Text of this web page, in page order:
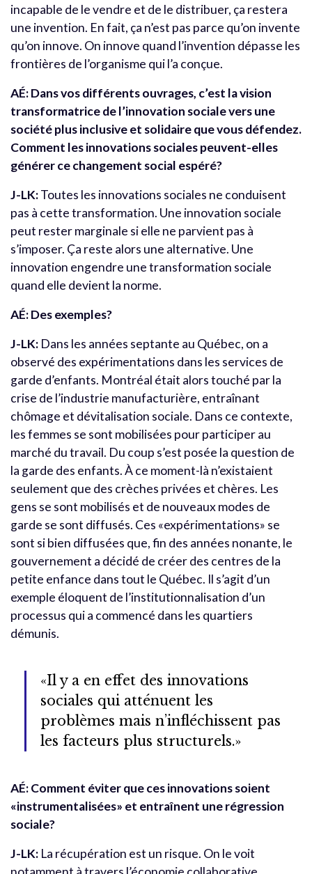
incapable de le vendre et de le distribuer, ça restera
une invention. En fait, ça n’est pas parce qu’on invente
qu’on innove. On innove quand l’invention dépasse les
frontières de l’organisme qui l’a conçue.
AÉ: Dans vos différents ouvrages, c’est la vision
transformatrice de l’innovation sociale vers une
société plus inclusive et solidaire que vous défendez.
Comment les innovations sociales peuvent-elles
générer ce changement social espéré?
J-LK:Toutes les innovations sociales ne conduisent
pas à cette transformation. Une innovation sociale
peut rester marginale si elle ne parvient pas à
s’imposer. Ça reste alors une alternative. Une
innovation engendre une transformation sociale
quand elle devient la norme.
AÉ: Des exemples?
J-LK: Dans les années septante au Québec, on a
observé des expérimentations dans les services de
garde d’enfants. Montréal était alors touché par la
crise de l’industrie manufacturière, entraînant
chômage et dévitalisation sociale. Dans ce contexte,
les femmes se sont mobilisées pour participer au
marché du travail. Du coup s’est posée la question de
la garde des enfants. À ce moment-là n’existaient
seulement que des crèches privées et chères. Les
gens se sont mobilisés et de nouveaux modes de
garde se sont diffusés. Ces «expérimentations» se
sont si bien diffusées que, fin des années nonante, le
gouvernement a décidé de créer des centres de la
petite enfance dans tout le Québec. Il s’agit d’un
exemple éloquent de l’institutionnalisation d’un
processus qui a commencé dans les quartiers
démunis.
«Il y a en effet des innovations
sociales qui atténuent les
problèmes mais n’infléchissent pas
les facteurs plus structurels.»
AÉ: Comment éviter que ces innovations soient
«instrumentalisées» et entraînent une régression
sociale?
J-LK: La récupération est un risque. On le voit